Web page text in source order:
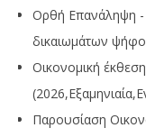
Ορθή Επανάληψη -
δικαιωμάτων
Οικονομική
Παρουσίαση